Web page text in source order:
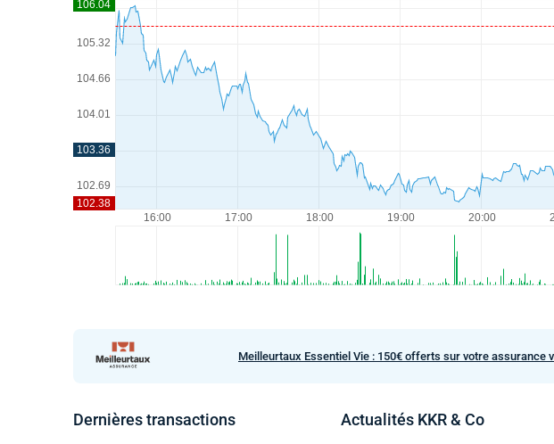
Meilleurtaux Essentiel Vie : 150€ offerts sur votre assurance
Dernières transactions Actualités KKR & Co